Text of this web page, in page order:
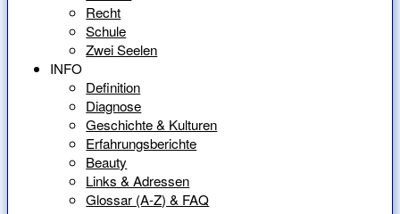
Recht
Schule
Zwei Seelen
INFO
Definition
Diagnose
Geschichte & Kulturen
Erfahrungsberichte
Beauty
Links & Adressen
Glossar (A-Z) & FAQ